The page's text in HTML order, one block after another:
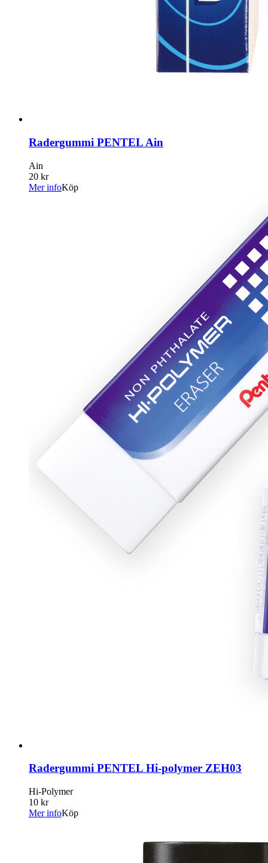
Radergummi PENTEL Ain
Ain
20 kr
Mer infoKöp
Radergummi PENTEL Hi-polymer ZEH03
Hi-Polymer
10 kr
Mer infoKöp